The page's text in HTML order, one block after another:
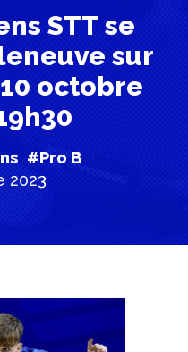
STT se
sur
octobre
#Pro B
2023